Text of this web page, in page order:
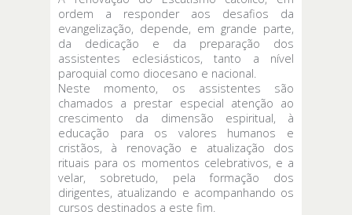
ordem a responder aos desafios da
evangelização, depende, em grande parte,
da dedicação e da preparação dos
assistentes eclesiásticos, tanto a nível
paroquial como diocesano e nacional.
Neste momento, os assistentes são
chamados a prestar especial atenção ao
crescimento da dimensão espiritual, à
educação para os valores humanos e
cristãos, à renovação e atualização dos
rituais para os momentos celebrativos, e a
velar, sobretudo, pela formação dos
dirigentes, atualizando e acompanhando os
cursos destinados a este fim.